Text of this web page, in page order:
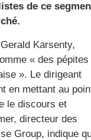
de ce
Karsenty,
« des pépites
». Le dirigeant
en mettant au
le discours et
directeur des
Group, indique